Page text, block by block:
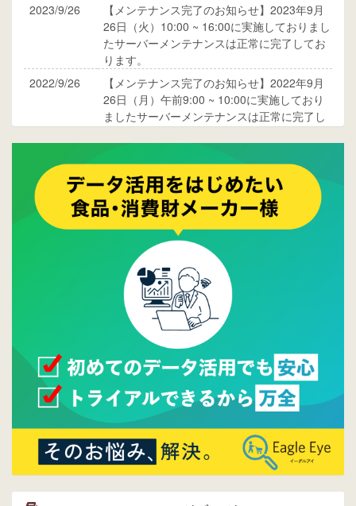
2023/9/26
【メンテナンス完了のお知らせ】2023年9月
26日（火）10:00 ~ 16:00に実施しておりまし
たサーバーメンテナンスは正常に完了してお
ります。
2022/9/26
【メンテナンス完了のお知らせ】2022年9月
26日（月）午前9:00 ~ 10:00に実施しており
ましたサーバーメンテナンスは正常に完了し
ご覧ください。
2015/10/19
ウレコンのサイト機能を大幅バージョンアッ
プ。詳細はこちら。⇒告知ページへ
2015/09/28
ウレコンが機能拡充し、サイトリニューアル
しました。⇒
ウレコンFacebook
Facebookページを開設しました。詳細は
ら。
ウレコンサイトリリースしました。